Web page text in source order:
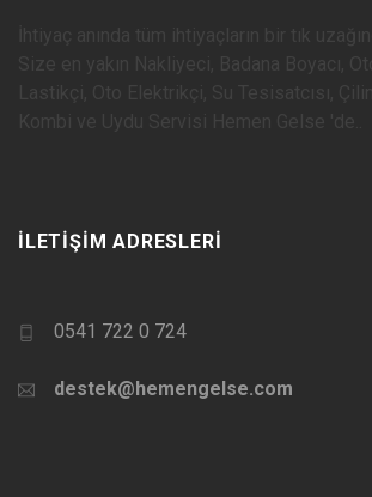
İLETIŞIM ADRESLERI
0541 722 0 724
destek@hemengelse.com